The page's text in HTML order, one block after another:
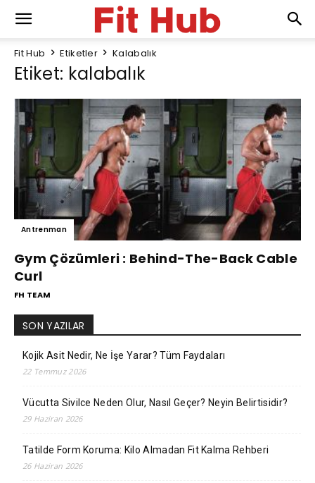
Fit Hub Etiketler Kalabalık
Etiket: kalabalık
Antrenman
Gym Çözümleri : Behind-The-Back Cable
Curl
FH TEAM
SON YAZILAR
Kojik Asit Nedir, Ne İşe Yarar? Tüm Faydaları
22 Temmuz 2026
Vücutta Sivilce Neden Olur, Nasıl Geçer? Neyin Belirtisidir?
29 Haziran 2026
Tatilde Form Koruma: Kilo Almadan Fit Kalma Rehberi
26 Haziran 2026